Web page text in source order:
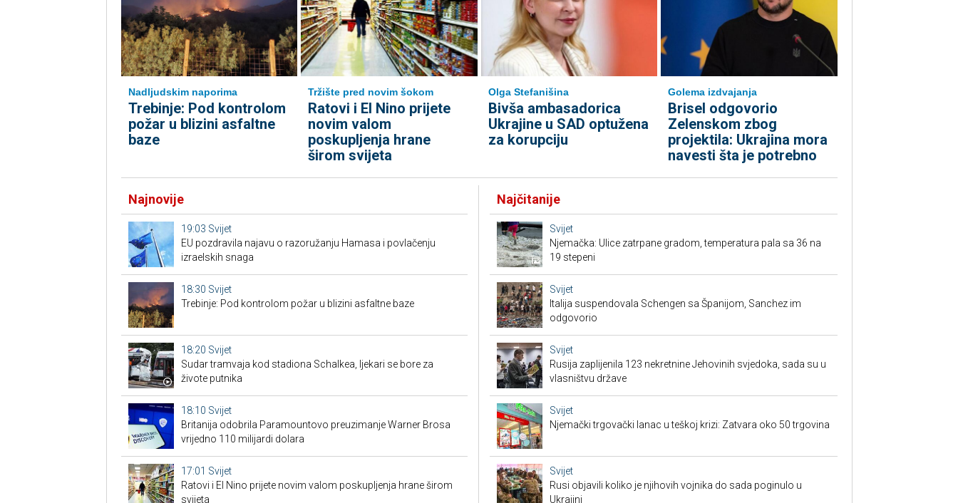
Nadljudskim naporima
Trebinje: Pod kontrolom
požar u blizini asfaltne
baze
Tržište pred novim šokom
Ratovi i El Nino prijete
novim valom
poskupljenja hrane
širom svijeta
Olga Stefanišina
Bivša ambasadorica
Ukrajine u SAD optužena
za korupciju
Golema izdvajanja
Brisel odgovorio
Zelenskom zbog
projektila: Ukrajina mora
navesti šta je potrebno
Najnovije
19:03 Svijet
EU pozdravila najavu o razoružanju Hamasa i povlačenju
izraelskih snaga
18:30 Svijet
Trebinje: Pod kontrolom požar u blizini asfaltne baze
18:20 Svijet
Sudar tramvaja kod stadiona Schalkea, ljekari se bore za
živote putnika
18:10 Svijet
Britanija odobrila Paramountovo preuzimanje Warner Brosa
vrijedno 110 milijardi dolara
17:01 Svijet
Ratovi i El Nino prijete novim valom poskupljenja hrane širom
svijeta
Najčitanije
Svijet
Njemačka: Ulice zatrpane gradom, temperatura pala sa 36 na
19 stepeni
Svijet
Italija suspendovala Schengen sa Španijom, Sanchez im
odgovorio
Svijet
Rusija zaplijenila 123 nekretnine Jehovinih svjedoka, sada su u
vlasništvu države
Svijet
Njemački trgovački lanac u teškoj krizi: Zatvara oko 50 trgovina
Svijet
Rusi objavili koliko je njihovih vojnika do sada poginulo u
Ukrajini